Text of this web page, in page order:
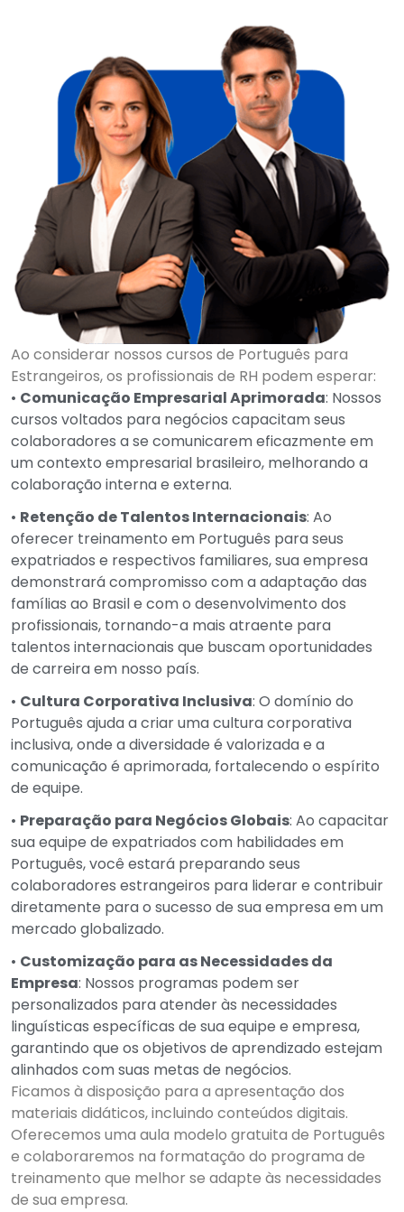
Ao considerar nossos cursos de Português para
Estrangeiros, os profissionais de RH podem esperar:
• Comunicação Empresarial Aprimorada: Nossos
cursos voltados para negócios capacitam seus
colaboradores a se comunicarem eficazmente em
um contexto empresarial brasileiro, melhorando a
colaboração interna e externa.
• Retenção de Talentos Internacionais: Ao
oferecer treinamento em Português para seus
expatriados e respectivos familiares, sua empresa
demonstrará compromisso com a adaptação das
famílias ao Brasil e com o desenvolvimento dos
profissionais, tornando-a mais atraente para
talentos internacionais que buscam oportunidades
de carreira em nosso país.
• Cultura Corporativa Inclusiva: O domínio do
Português ajuda a criar uma cultura corporativa
inclusiva, onde a diversidade é valorizada e a
comunicação é aprimorada, fortalecendo o espírito
de equipe.
• Preparação para Negócios Globais: Ao capacitar
sua equipe de expatriados com habilidades em
Português, você estará preparando seus
colaboradores estrangeiros para liderar e contribuir
diretamente para o sucesso de sua empresa em um
mercado globalizado.
• Customização para as Necessidades da
Empresa: Nossos programas podem ser
personalizados para atender às necessidades
linguísticas específicas de sua equipe e empresa,
garantindo que os objetivos de aprendizado estejam
alinhados com suas metas de negócios.
Ficamos à disposição para a apresentação dos
materiais didáticos, incluindo conteúdos digitais.
Oferecemos uma aula modelo gratuita de Português
e colaboraremos na formatação do programa de
treinamento que melhor se adapte às necessidades
de sua empresa.